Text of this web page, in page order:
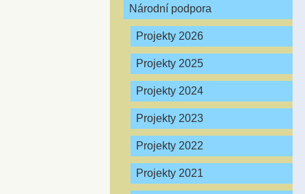
Národní podpora
Projekty 2026
Projekty 2025
Projekty 2024
Projekty 2023
Projekty 2022
Projekty 2021